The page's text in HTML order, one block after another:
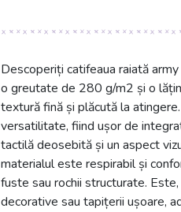
Descoperiți catifeaua raiată
o greutate de 280 g/m2 și o
textură fină și plăcută la
versatilitate, fiind ușor de
tactilă deosebită și un aspect
materialul este respirabil și
fuste sau rochii structurate.
decorative sau tapițerii ușoare,